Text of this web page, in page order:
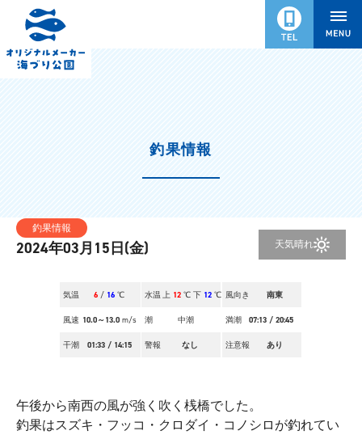
釣果情報
釣果情報
2024年03月15日(金) 天気晴れ
気温 6 / 16 ℃ 水温 上 12 ℃ 下 12 ℃ 風向き 南東
風速 10.0～13.0 m/s 潮 中潮 満潮 07:13 / 20:45
干潮 01:33 / 14:15 警報 なし 注意報 あり
午後から南西の風が強く吹く桟橋でした。
釣果はスズキ・フッコ・クロダイ・コノシロが釣れてい